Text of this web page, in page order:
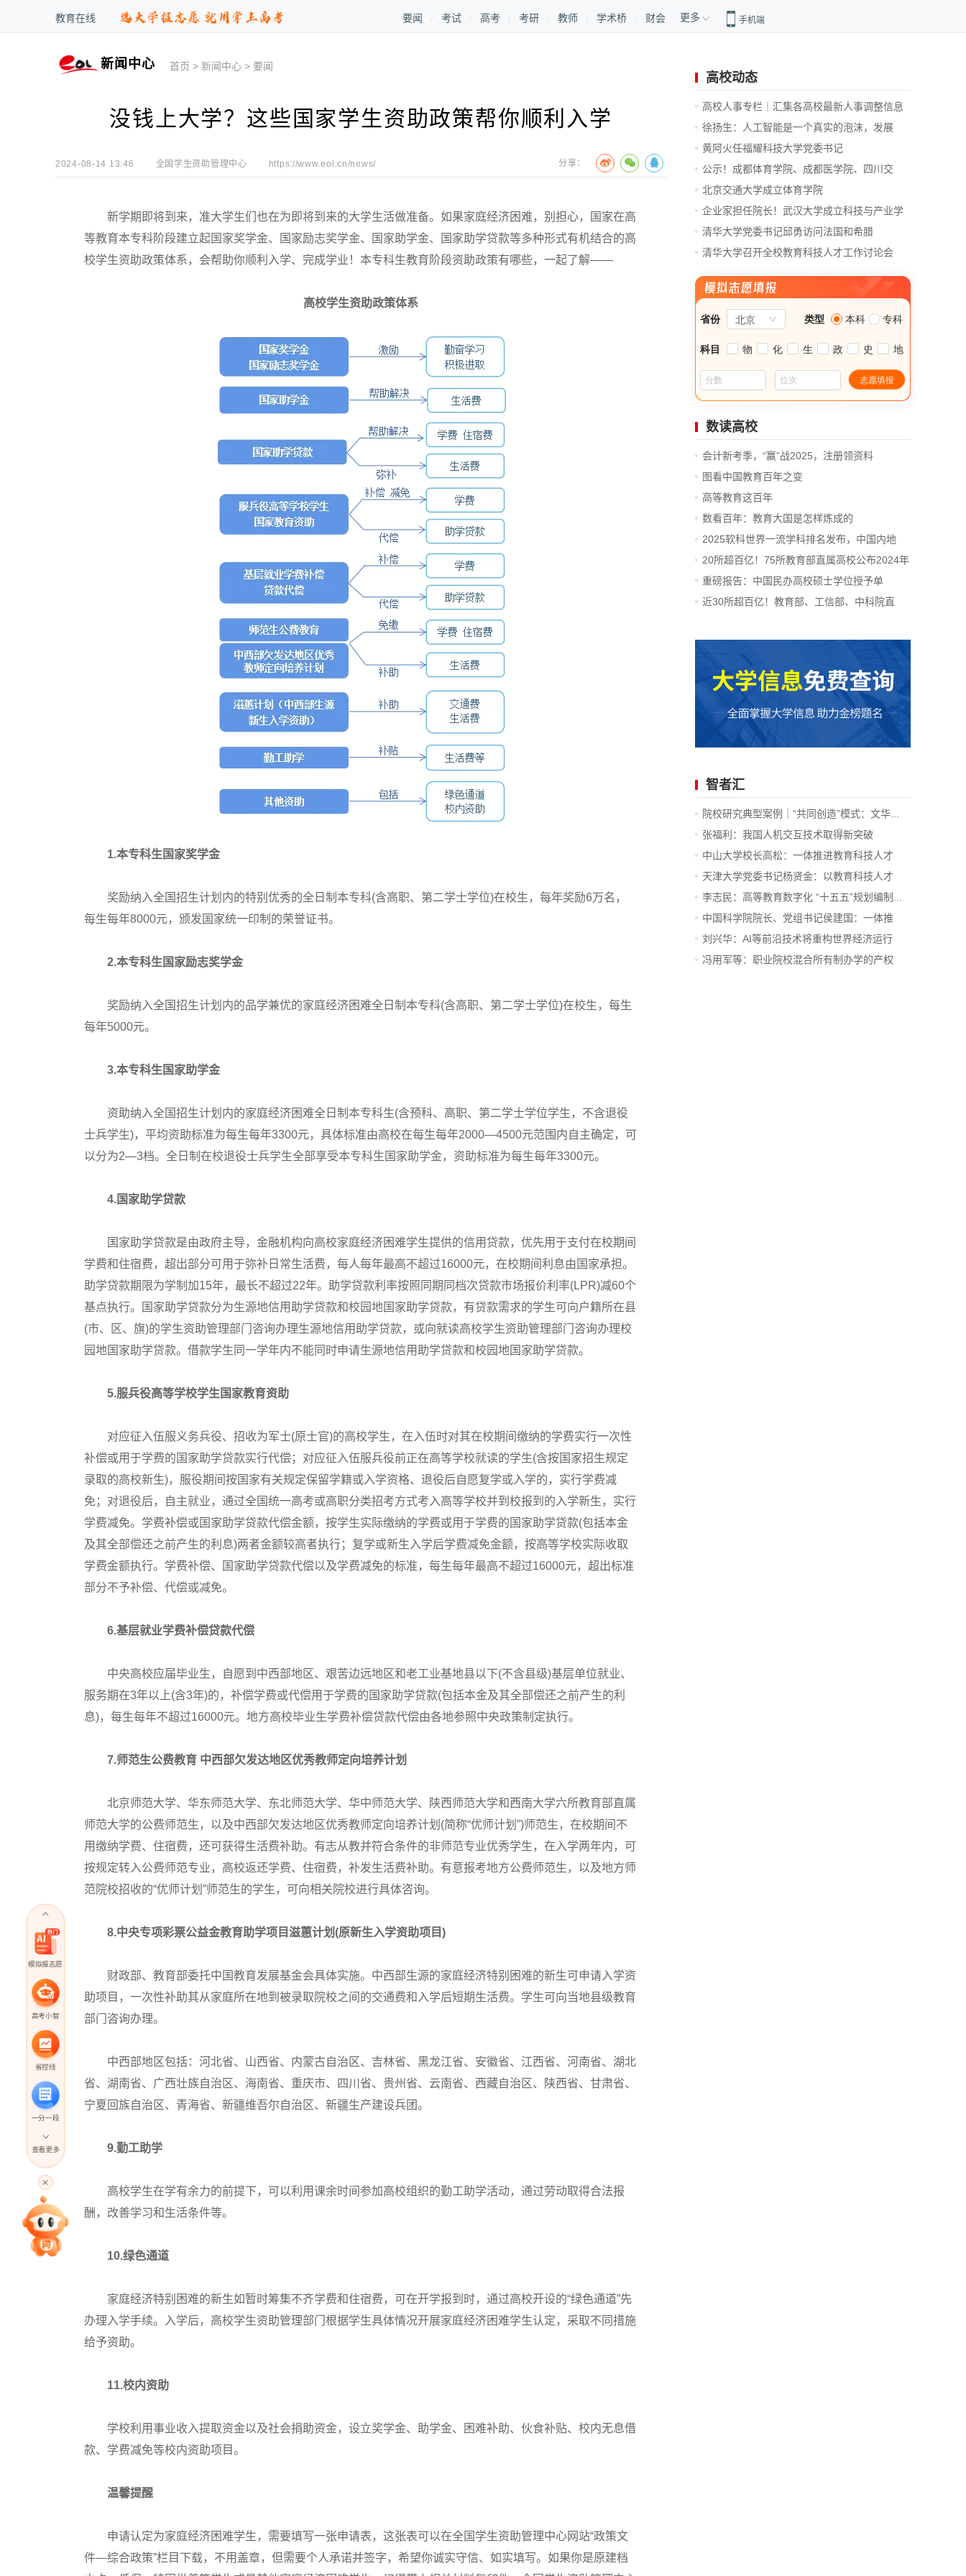
教育在线 要闻 考试 高考 考研 教师 学术桥 财会 更多 手机端
新闻中心 首页 >新闻中心 > 要闻
没钱上大学？这些国家学生资助政策帮你顺利入学
2024-08-14 13:46 全国学生资助管理中心 https://www.eol.cn/news/ 分享：
新学期即将到来，准大学生们也在为即将到来的大学生活做准备。如果家庭经济困难，别担心，国家在高
等教育本专科阶段建立起国家奖学金、国家励志奖学金、国家助学金、国家助学贷款等多种形式有机结合的高
校学生资助政策体系，会帮助你顺利入学、完成学业！本专科生教育阶段资助政策有哪些，一起了解——
高校学生资助政策体系
1.本专科生国家奖学金
奖励纳入全国招生计划内的特别优秀的全日制本专科(含高职、第二学士学位)在校生，每年奖励6万名，
每生每年8000元，颁发国家统一印制的荣誉证书。
2.本专科生国家励志奖学金
奖励纳入全国招生计划内的品学兼优的家庭经济困难全日制本专科(含高职、第二学士学位)在校生，每生
每年5000元。
3.本专科生国家助学金
资助纳入全国招生计划内的家庭经济困难全日制本专科生(含预科、高职、第二学士学位学生，不含退役
士兵学生)，平均资助标准为每生每年3300元，具体标准由高校在每生每年2000—4500元范围内自主确定，可
以分为2—3档。全日制在校退役士兵学生全部享受本专科生国家助学金，资助标准为每生每年3300元。
4.国家助学贷款
国家助学贷款是由政府主导，金融机构向高校家庭经济困难学生提供的信用贷款，优先用于支付在校期间
学费和住宿费，超出部分可用于弥补日常生活费，每人每年最高不超过16000元，在校期间利息由国家承担。
助学贷款期限为学制加15年，最长不超过22年。助学贷款利率按照同期同档次贷款市场报价利率(LPR)减60个
基点执行。国家助学贷款分为生源地信用助学贷款和校园地国家助学贷款，有贷款需求的学生可向户籍所在县
(市、区、旗)的学生资助管理部门咨询办理生源地信用助学贷款，或向就读高校学生资助管理部门咨询办理校
园地国家助学贷款。借款学生同一学年内不能同时申请生源地信用助学贷款和校园地国家助学贷款。
5.服兵役高等学校学生国家教育资助
对应征入伍服义务兵役、招收为军士(原士官)的高校学生，在入伍时对其在校期间缴纳的学费实行一次性
补偿或用于学费的国家助学贷款实行代偿；对应征入伍服兵役前正在高等学校就读的学生(含按国家招生规定
录取的高校新生)，服役期间按国家有关规定保留学籍或入学资格、退役后自愿复学或入学的，实行学费减
免；对退役后，自主就业，通过全国统一高考或高职分类招考方式考入高等学校并到校报到的入学新生，实行
学费减免。学费补偿或国家助学贷款代偿金额，按学生实际缴纳的学费或用于学费的国家助学贷款(包括本金
及其全部偿还之前产生的利息)两者金额较高者执行；复学或新生入学后学费减免金额，按高等学校实际收取
学费金额执行。学费补偿、国家助学贷款代偿以及学费减免的标准，每生每年最高不超过16000元，超出标准
部分不予补偿、代偿或减免。
6.基层就业学费补偿贷款代偿
中央高校应届毕业生，自愿到中西部地区、艰苦边远地区和老工业基地县以下(不含县级)基层单位就业、
服务期在3年以上(含3年)的，补偿学费或代偿用于学费的国家助学贷款(包括本金及其全部偿还之前产生的利
息)，每生每年不超过16000元。地方高校毕业生学费补偿贷款代偿由各地参照中央政策制定执行。
7.师范生公费教育 中西部欠发达地区优秀教师定向培养计划
北京师范大学、华东师范大学、东北师范大学、华中师范大学、陕西师范大学和西南大学六所教育部直属
师范大学的公费师范生，以及中西部欠发达地区优秀教师定向培养计划(简称“优师计划”)师范生，在校期间不
用缴纳学费、住宿费，还可获得生活费补助。有志从教并符合条件的非师范专业优秀学生，在入学两年内，可
按规定转入公费师范专业，高校返还学费、住宿费，补发生活费补助。有意报考地方公费师范生，以及地方师
范院校招收的“优师计划”师范生的学生，可向相关院校进行具体咨询。
8.中央专项彩票公益金教育助学项目滋蕙计划(原新生入学资助项目)
财政部、教育部委托中国教育发展基金会具体实施。中西部生源的家庭经济特别困难的新生可申请入学资
助项目，一次性补助其从家庭所在地到被录取院校之间的交通费和入学后短期生活费。学生可向当地县级教育
部门咨询办理。
中西部地区包括：河北省、山西省、内蒙古自治区、吉林省、黑龙江省、安徽省、江西省、河南省、湖北
省、湖南省、广西壮族自治区、海南省、重庆市、四川省、贵州省、云南省、西藏自治区、陕西省、甘肃省、
宁夏回族自治区、青海省、新疆维吾尔自治区、新疆生产建设兵团。
9.勤工助学
高校学生在学有余力的前提下，可以利用课余时间参加高校组织的勤工助学活动，通过劳动取得合法报
酬，改善学习和生活条件等。
10.绿色通道
家庭经济特别困难的新生如暂时筹集不齐学费和住宿费，可在开学报到时，通过高校开设的“绿色通道”先
办理入学手续。入学后，高校学生资助管理部门根据学生具体情况开展家庭经济困难学生认定，采取不同措施
给予资助。
11.校内资助
学校利用事业收入提取资金以及社会捐助资金，设立奖学金、助学金、困难补助、伙食补贴、校内无息借
款、学费减免等校内资助项目。
温馨提醒
申请认定为家庭经济困难学生，需要填写一张申请表，这张表可以在全国学生资助管理中心网站“政策文
件—综合政策”栏目下载，不用盖章，但需要个人承诺并签字，希望你诚实守信、如实填写。如果你是原建档
高校动态
高校人事专栏｜汇集各高校最新人事调整信息
徐扬生：人工智能是一个真实的泡沫，发展
前...
黄阿火任福耀科技大学党委书记
公示！成都体育学院、成都医学院、四川交
通...
北京交通大学成立体育学院
企业家担任院长！武汉大学成立科技与产业学
院
清华大学党委书记邱勇访问法国和希腊
清华大学召开全校教育科技人才工作讨论会
模拟报志愿
高考小智
省控线
一分一段
高考直播
专家指导课
查看更多
数读高校
会计新考季，“赢”战2025，注册领资料
图看中国教育百年之变
高等教育这百年
数看百年：教育大国是怎样炼成的
2025软科世界一流学科排名发布，中国内地
14...
20所超百亿！75所教育部直属高校公布2024年
决算
重磅报告：中国民办高校硕士学位授予单
位、...
近30所超百亿！教育部、工信部、中科院直
智者汇
院校研究典型案例｜“共同创造”模式：文华...
张福利：我国人机交互技术取得新突破
中山大学校长高松：一体推进教育科技人才
发...
天津大学党委书记杨贤金：以教育科技人才
一...
李志民：高等教育数字化 “十五五”规划编制...
中国科学院院长、党组书记侯建国：一体推
进...
刘兴华：AI等前沿技术将重构世界经济运行
底...
冯用军等：职业院校混合所有制办学的产权